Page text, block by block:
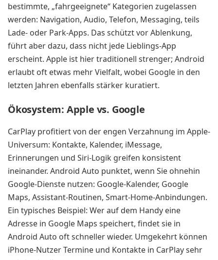
bestimmte, „fahrgeeignete“ Kategorien zugelassen
werden: Navigation, Audio, Telefon, Messaging, teils
Lade- oder Park-Apps. Das schützt vor Ablenkung,
führt aber dazu, dass nicht jede Lieblings-App
erscheint. Apple ist hier traditionell strenger; Android
erlaubt oft etwas mehr Vielfalt, wobei Google in den
letzten Jahren ebenfalls stärker kuratiert.
Ökosystem: Apple vs. Google
CarPlay profitiert von der engen Verzahnung im Apple-
Universum: Kontakte, Kalender, iMessage,
Erinnerungen und Siri-Logik greifen konsistent
ineinander. Android Auto punktet, wenn Sie ohnehin
Google-Dienste nutzen: Google-Kalender, Google
Maps, Assistant-Routinen, Smart-Home-Anbindungen.
Ein typisches Beispiel: Wer auf dem Handy eine
Adresse in Google Maps speichert, findet sie in
Android Auto oft schneller wieder. Umgekehrt können
iPhone-Nutzer Termine und Kontakte in CarPlay sehr